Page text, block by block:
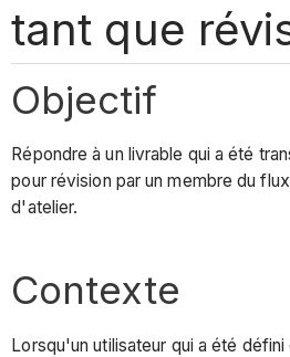
tant que
Objectif
Répondre à un livrable qui a été
pour révision par un membre du
d'atelier.
Contexte
Lorsqu'un utilisateur qui a été